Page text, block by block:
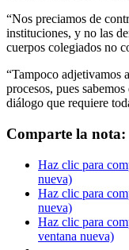
“Nos preciamos de
instituciones, y no las
cuerpos colegiados no
“Tampoco adjetivamos
procesos, pues
diálogo que requiere
Comparte la nota:
Haz clic para
nueva)
Haz clic para
nueva)
Haz clic para
ventana nueva)